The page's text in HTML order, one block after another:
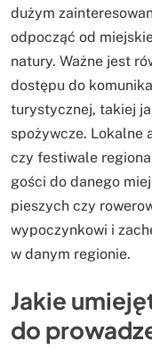
dużym
odpocząć od
natury. Ważne jest
dostępu do
turystycznej, takiej
spożywcze. Lokalne
czy festiwale
gości do danego
pieszych czy
wypoczynkowi i
w danym regionie.
Jakie
do